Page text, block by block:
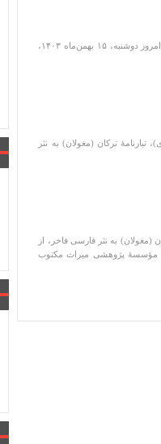
نشست «نسب‌نامه‌نویسی در فرهنگ و تمدن ایرانیان» و رونمایی از کتاب «شجرة الأتراک» امروز دوشنبه، ۱۵ بهمن‌ماه ۱۴۰۳،
ترکان (مغولان) به نثر
(مغولان) به نثر فارسی فاخر، از
سوی انتشارات مؤسسۀ پژوهشی میراث مکتوب